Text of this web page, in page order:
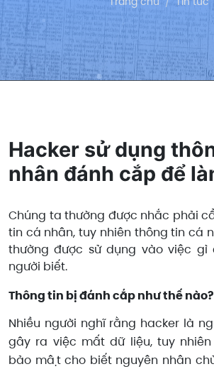
Hacker sử dụng
nhân đánh cắp để
Chúng ta thường được nhắc phải
tin cá nhân, tuy nhiên thông tin cá
thường được sử dụng vào việc
người biết.
Thông tin bị đánh cắp như thế nào?
Nhiều người nghĩ rằng hacker là
gây ra việc mất dữ liệu, tuy
bảo mật cho biết nguyên nhân